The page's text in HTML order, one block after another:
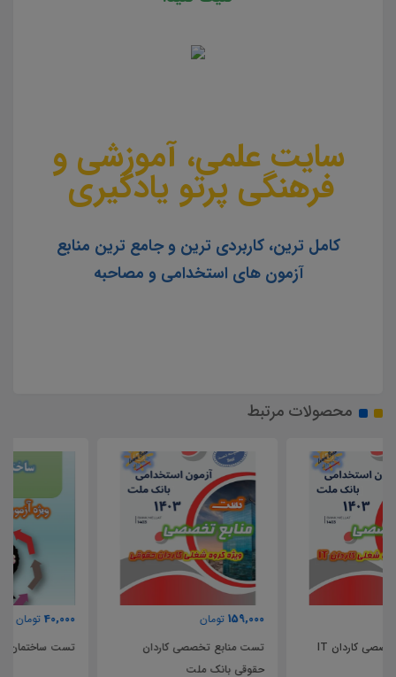
سایت علمی، آموزشی و
فرهنگی پرتو یادگیری
کامل ترین، کاربردی ترین و جامع ترین منابع
آزمون های استخدامی و مصاحبه
محصولات مرتبط
تست منابع تخصصی کاردان
تست ساختمان گسسته